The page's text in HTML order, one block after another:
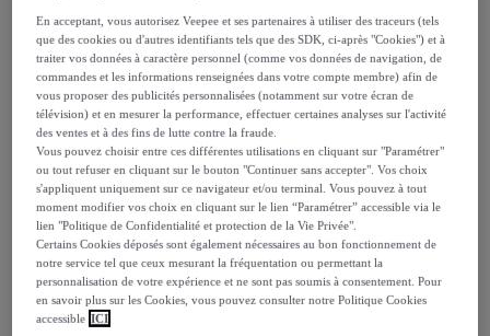
Livraison offerte par la marque
Livraison estimée: entre le14/08et le17/08
Comment ça marche ?
Détails sur votre produit
En acceptant, vous autorisez Veepee et ses partenaires à utiliser des traceurs (tels
que des cookies ou d'autres identifiants tels que des SDK, ci-après "Cookies") et à
traiter vos données à caractère personnel (comme vos données de navigation, de
commandes et les informations renseignées dans votre compte membre) afin de
vous proposer des publicités personnalisées (notamment sur votre écran de
télévision) et en mesurer la performance, effectuer certaines analyses sur l'activité
des ventes et à des fins de lutte contre la fraude.
Vous pouvez choisir entre ces différentes utilisations en cliquant sur "Paramétrer"
ou tout refuser en cliquant sur le bouton "Continuer sans accepter". Vos choix
s'appliquent uniquement sur ce navigateur et/ou terminal. Vous pouvez à tout
moment modifier vos choix en cliquant sur le lien “Paramétrer” accessible via le
lien "Politique de Confidentialité et protection de la Vie Privée".
Certains Cookies déposés sont également nécessaires au bon fonctionnement de
notre service tel que ceux mesurant la fréquentation ou permettant la
personnalisation de votre expérience et ne sont pas soumis à consentement. Pour
en savoir plus sur les Cookies, vous pouvez consulter notre Politique Cookies
accessible ICI